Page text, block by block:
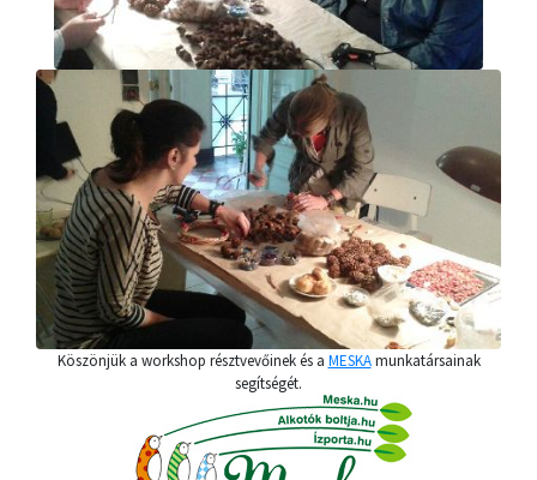
Köszönjük a workshop résztvevőinek és a MESKAmunkatársainak
segítségét.